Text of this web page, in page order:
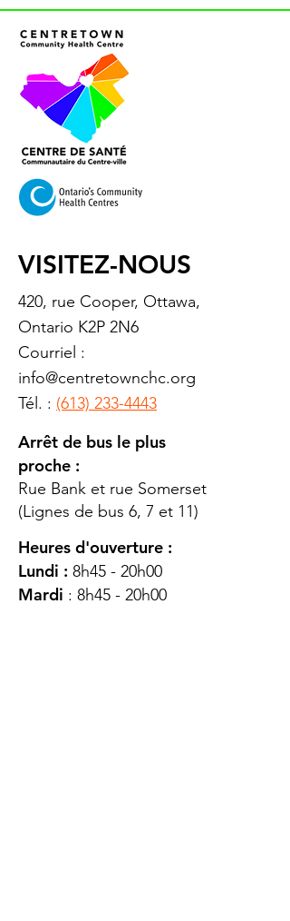
VISITEZ-NOUS
420, rue Cooper, Ottawa,
Ontario K2P 2N6
Courriel :
info@centretownchc.org
Tél. : (613) 233-4443
Arrêt de bus le plus
proche :
Rue Bank et rue Somerset
(Lignes de bus 6, 7 et 11)
Heures d'ouverture :
Lundi : 8h45 - 20h00
Mardi : 8h45 - 20h00